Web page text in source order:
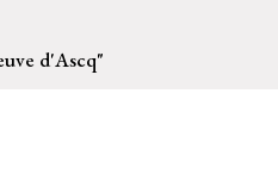
d'Ascq"